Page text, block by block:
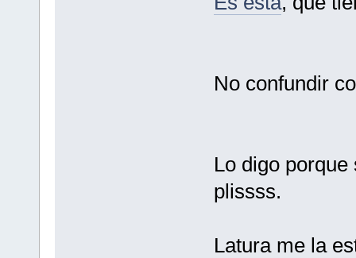
No confundir
Lo digo
plissss.
Latura me la